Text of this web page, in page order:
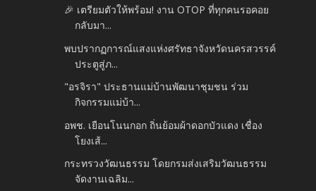
🎉 เตรียมตัวให้พร้อม! งาน OTOP ที่ทุกคนรอคอย
กลับมา...
พบปรากฏการณ์แสงแห่งศรัทธาจังหวัดนครสวรรค์
ประตูสู่ภ...
"อรจิรา" ประธานแม่บ้านพัฒนาชุมชน ร่วม
กิจกรรมแม่บ้า...
อพช. เยือนโนนกอก ถิ่นย้อมผ้าดอกบัวแดง เชื่อง
โยงเส้...
กระทรวงวัฒนธรรม โดยกรมส่งเสริมวัฒนธรรม
จัดงานเฉลิม...